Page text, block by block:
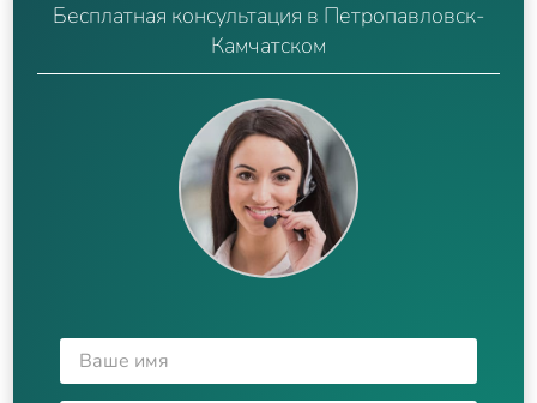
Бесплатная консультация в Петропавловск-
Камчатском